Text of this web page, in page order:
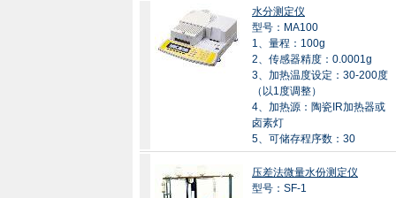
水分测定仪
型号：MA100
1、量程：100g
2、传感器精度：0.0001g
3、加热温度设定：30-200度
（以1度调整）
4、加热源：陶瓷IR加热器或
卤素灯
5、可储存程序数：30
压差法微量水份测定仪
型号：SF-1